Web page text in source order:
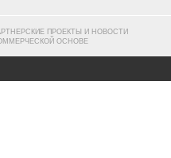
ПРОЕКТЫ И НОВОСТИ
ОСНОВЕ